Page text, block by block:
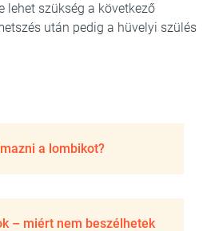
lehet szükség a következő
után pedig a hüvelyi szülés
a lombikot?
– miért nem beszélhetek